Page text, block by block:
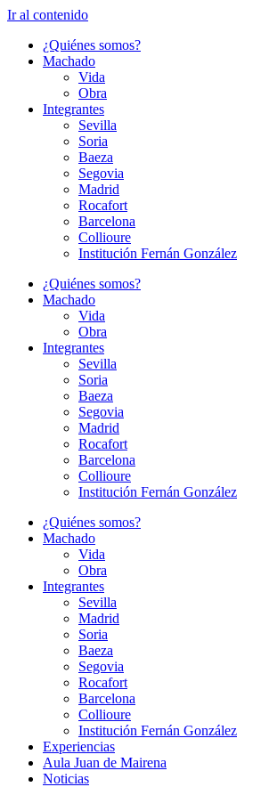
Ir al contenido
¿Quiénes somos?
Machado
Vida
Obra
Integrantes
Sevilla
Soria
Baeza
Segovia
Madrid
Rocafort
Barcelona
Collioure
Institución Fernán González
¿Quiénes somos?
Machado
Vida
Obra
Integrantes
Sevilla
Soria
Baeza
Segovia
Madrid
Rocafort
Barcelona
Collioure
Institución Fernán González
¿Quiénes somos?
Machado
Vida
Obra
Integrantes
Sevilla
Madrid
Soria
Baeza
Segovia
Rocafort
Barcelona
Collioure
Institución Fernán González
Experiencias
Aula Juan de Mairena
Noticias